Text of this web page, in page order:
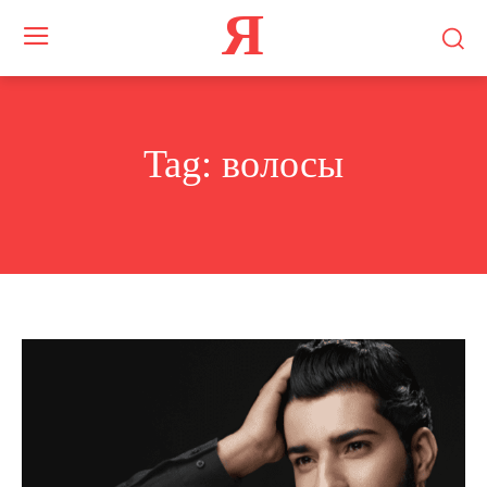
Я
Tag: волосы